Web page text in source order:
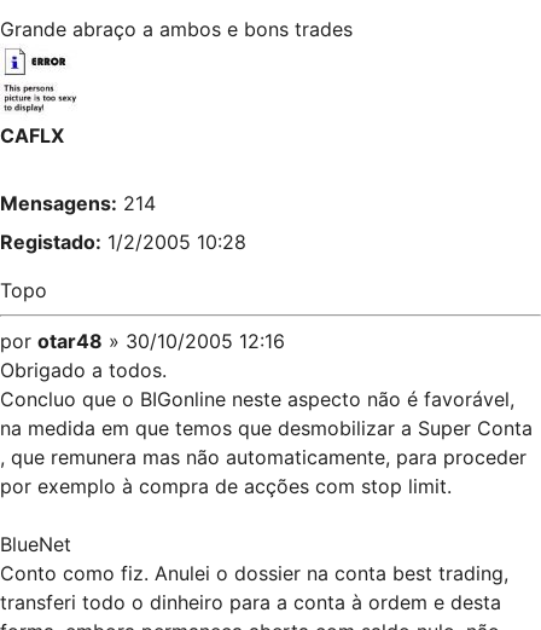
Grande abraço a ambos e bons trades
CAFLX
Mensagens: 214
Registado: 1/2/2005 10:28
Topo
por otar48 » 30/10/2005 12:16
Obrigado a todos.
Concluo que o BIGonline neste aspecto não é favorável,
na medida em que temos que desmobilizar a Super Conta
, que remunera mas não automaticamente, para proceder
por exemplo à compra de acções com stop limit.
BlueNet
Conto como fiz. Anulei o dossier na conta best trading,
transferi todo o dinheiro para a conta à ordem e desta